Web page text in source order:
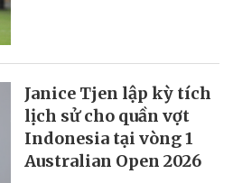
Janice Tjen lập kỳ tích
lịch sử cho quần vợt
Indonesia tại vòng 1
Australian Open 2026